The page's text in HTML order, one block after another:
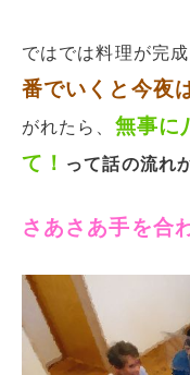
ではでは料理が完
番でいくと今夜
がれたら、 無事に
て！ って話の流れ
さあさあ手を合